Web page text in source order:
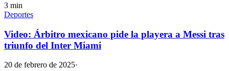
3 min
Deportes
Video: Árbitro mexicano pide la playera a Messi tras
triunfo del Inter Miami
20 de febrero de 2025·